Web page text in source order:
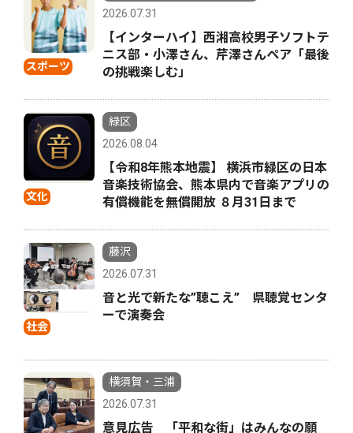
スポーツ
2026.07.31
【インターハイ】西湘高校男子ソフトテ
ニス部・小澤さん、芹澤さんペア「最後
の挑戦楽しむ」
文化
緑区
2026.08.04
【令和8年熊本地震】 横浜市緑区の日本
音楽技術協会、熊本県内で音楽アプリの
有償機能を無償開放 ８月31日まで
社会
藤沢
2026.07.31
音と光で新たな”聴こえ” 県聴覚センタ
ーで演奏会
横須賀・三浦
2026.07.31
意見広告 「平和な街」はみんなの願